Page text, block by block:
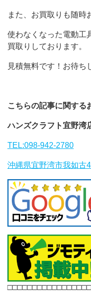
また、お買取りも随時
使わなくなった電動工
買取りしております。
見積無料です！お待ち
こちらの記事に関する
ハンズクラフト宜野湾
TEL:098-942-2780
沖縄県宜野湾市我如古